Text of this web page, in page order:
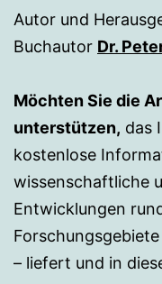
Autor und
Buchautor Dr.
Möchten Sie die
unterstützen, das
kostenlose
wissenschaftliche
Entwicklungen
– liefert und in